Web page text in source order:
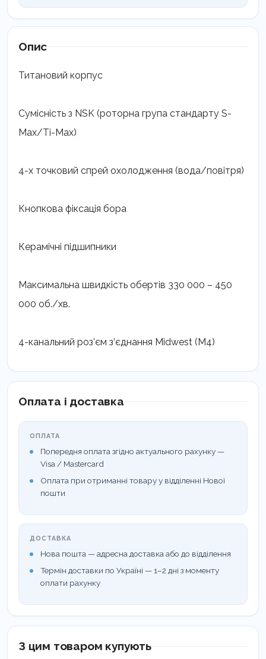
NSK
GS-
кількість
Опис
Титановий корпус
Сумісність з NSK (роторна група стандарту S-
Max/Ti-Max)
4-х точковий спрей охолодження (вода/повітря)
Кнопкова фіксація бора
Керамічні підшипники
Максимальна швидкість обертів 330 000 – 450
000 об./хв.
4-канальний роз’єм з’єднання Midwest (М4)
Оплата і доставка
ОПЛАТА
Попередня оплата згідно актуального рахунку —
Visa / Mastercard
Оплата при отриманні товару у відділенні Нової
пошти
ДОСТАВКА
Нова пошта — адресна доставка або до відділення
Термін доставки по Україні — 1–2 дні з моменту
оплати рахунку
З цим товаром купують